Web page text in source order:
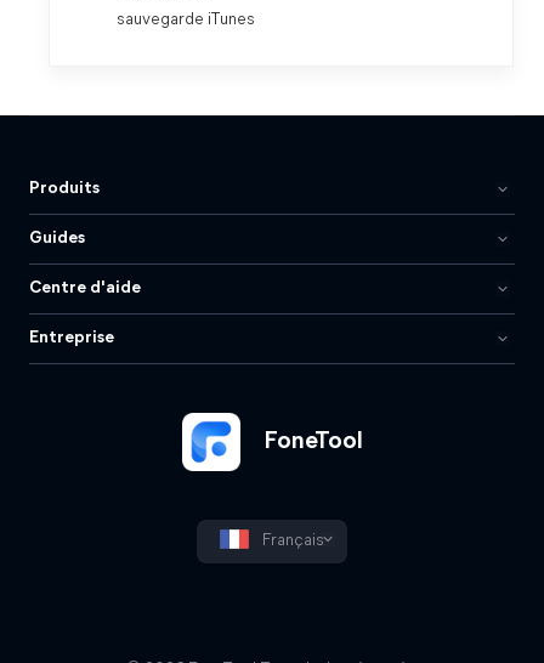
sauvegarde iTunes
FoneTool
Français
Produits
Guides
Centre d'aide
Entreprise